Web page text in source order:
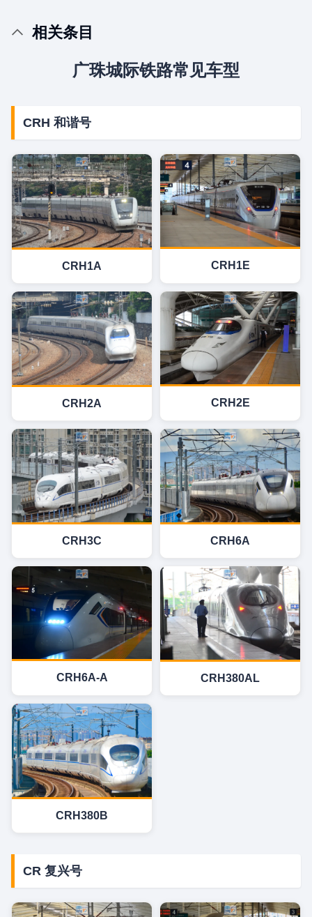
相关条目
广珠城际铁路常见车型
CRH 和谐号
CRH1A CRH1E
CRH2A CRH2E
CRH3C CRH6A
CRH6A-A CRH380AL
CRH380B
CR 复兴号